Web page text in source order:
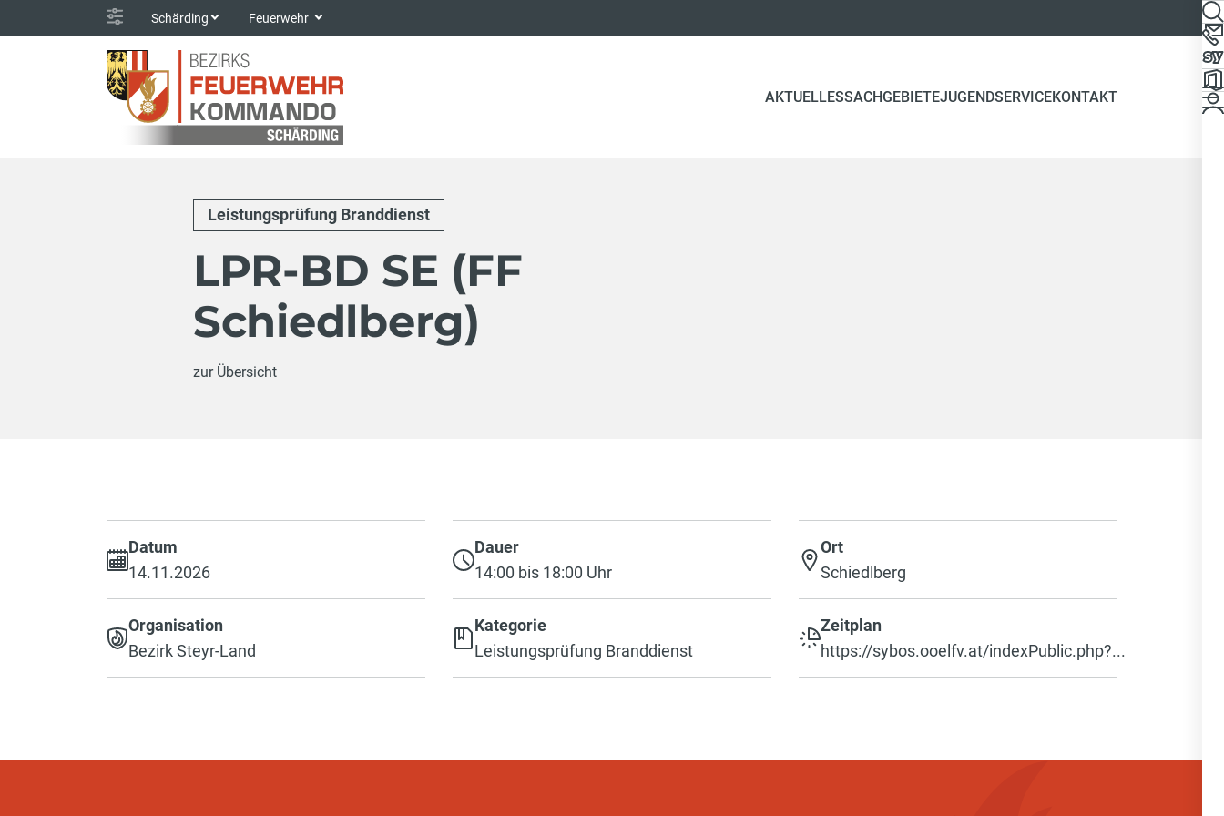
Schärding Feuerwehr
AKTUELLESSACHGEBIETEJUGENDSERVICEKONTAKT
Leistungsprüfung Branddienst
LPR-BD SE (FF
Schiedlberg)
zur Übersicht
Datum
14.11.2026
Dauer
14:00 bis 18:00 Uhr
Ort
Schiedlberg
Organisation
Bezirk Steyr-Land
Kategorie
Leistungsprüfung Branddienst
Zeitplan
https://sybos.ooelfv.at/indexPublic.php?...